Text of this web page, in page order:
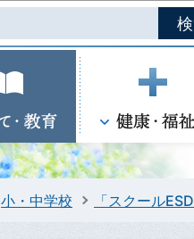
このページの本文へ移
小・中学校 「スクール